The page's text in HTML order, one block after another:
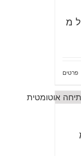
פרטים